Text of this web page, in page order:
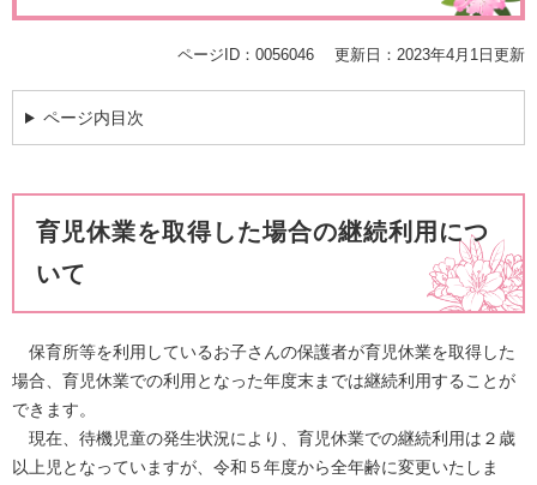
ページID：0056046 更新日：2023年4月1日更新
ページ内目次
育児休業を取得した場合の継続利用につ
いて
保育所等を利用しているお子さんの保護者が育児休業を取得した
場合、育児休業での利用となった年度末までは継続利用することが
できます。
現在、待機児童の発生状況により、育児休業での継続利用は２歳
以上児となっていますが、令和５年度から全年齢に変更いたしま